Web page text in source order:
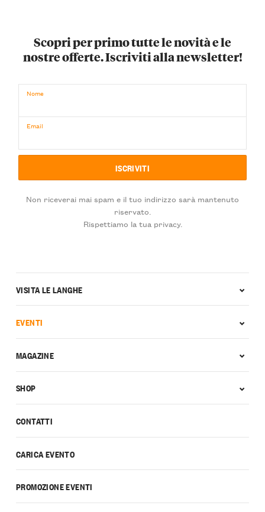
Scopri per primo tutte le novità e le
nostre offerte. Iscriviti alla newsletter!
Nome
Email
Non riceverai mai spam e il tuo indirizzo sarà mantenuto
riservato.
Rispettiamo la tua privacy.
CONTATTI
CARICA EVENTO
PROMOZIONE EVENTI
VISITA LE LANGHE
EVENTI
MAGAZINE
SHOP